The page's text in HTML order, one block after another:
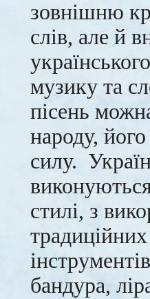
зовнішню
слів, але й
музику та
пісень
народу,
силу.
стилі, з
бандура,